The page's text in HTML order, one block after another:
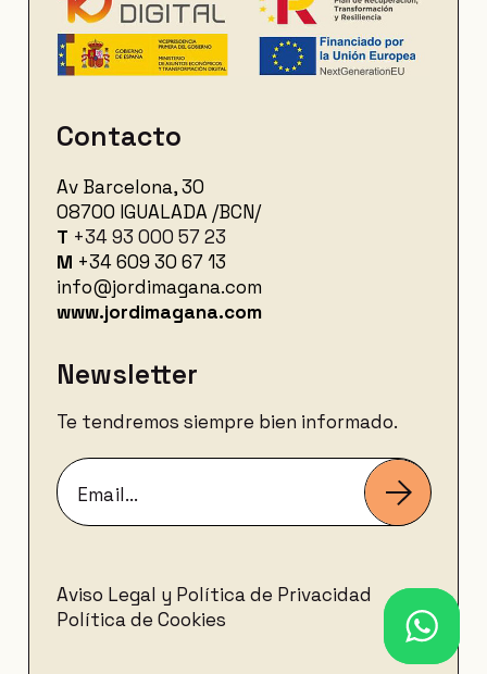
Contacto
Av Barcelona, 30
08700 IGUALADA /BCN/
T +34 93 000 57 23
M +34609 30 67 13
info@jordimagana.com
www.jordimagana.com
Newsletter
Te tendremos siempre bien informado.
Aviso Legal y Política de Privacidad
Política de Cookies